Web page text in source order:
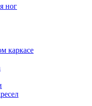
ног
каркасе